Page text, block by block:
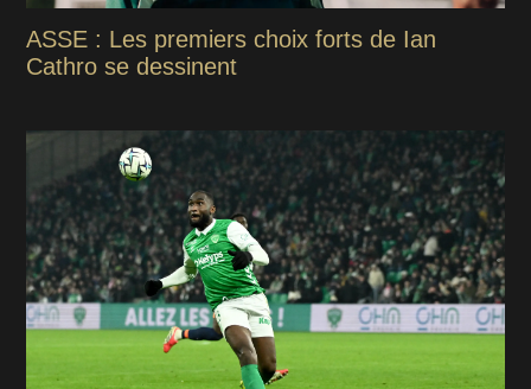
ASSE : Les premiers choix forts de Ian
Cathro se dessinent